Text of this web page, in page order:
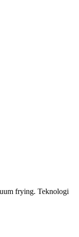
frying. Teknologi